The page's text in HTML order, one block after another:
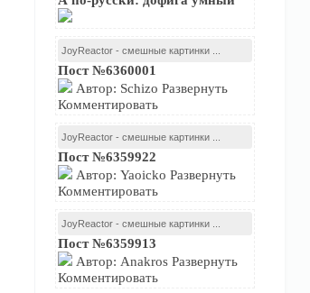
JoyReactor - смешные картинки ...
Пост №6360001
Автор: Schizo Развернуть
Комментировать
JoyReactor - смешные картинки ...
Пост №6359922
Автор: Yaoicko Развернуть
Комментировать
JoyReactor - смешные картинки ...
Пост №6359913
Автор: Anakros Развернуть
Комментировать